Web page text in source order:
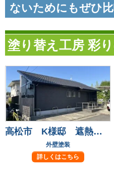
ないためにもぜひ
塗り替え工房 彩
高松市 K様邸 遮熱フッ素塗料で長持ち安心！
外壁塗装
詳しくはこちら